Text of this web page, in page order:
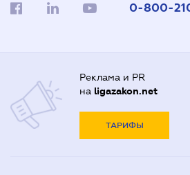
0-800-
Реклама и PR
на ligazakon.net
ТАРИФЫ